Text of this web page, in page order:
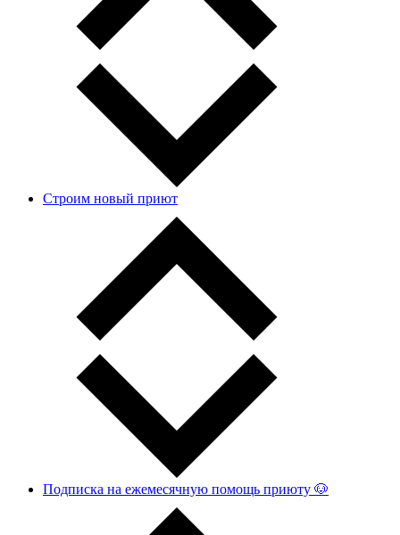
Строим новый приют
Подписка на ежемесячную помощь приюту 🐶